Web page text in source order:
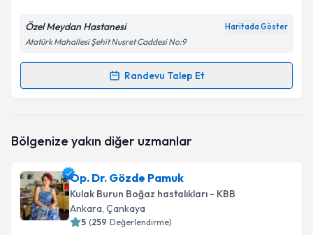
Özel Meydan Hastanesi Haritada Göster
Atatürk Mahallesi Şehit Nusret Caddesi No:9
Randevu Talep Et
Randevu Takvimi Talebi
oluşturun. Size bu uzmandan randevu almanız için bir
E-posta Adresiniz
Bölgenize yakın diğer uzmanlar
Op. Dr. Gözde Pamuk
Kulak Burun Boğaz hastalıkları - KBB
Ankara, Çankaya
5 (259 Değerlendirme)